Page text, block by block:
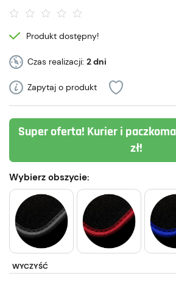
Produkt dostępny!
Czas realizacji: 2 dni
Zapytaj o produkt
Super oferta! Kurier i
zł!
Wybierz obszycie:
WYCZYŚĆ